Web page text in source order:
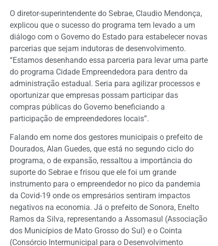
O diretor-superintendente do Sebrae, Claudio Mendonça,
explicou que o sucesso do programa tem levado a um
diálogo com o Governo do Estado para estabelecer novas
parcerias que sejam indutoras de desenvolvimento.
“Estamos desenhando essa parceria para levar uma parte
do programa Cidade Empreendedora para dentro da
administração estadual. Seria para agilizar processos e
oportunizar que empresas possam participar das
compras públicas do Governo beneficiando a
participação de empreendedores locais”.
Falando em nome dos gestores municipais o prefeito de
Dourados, Alan Guedes, que está no segundo ciclo do
programa, o de expansão, ressaltou a importância do
suporte do Sebrae e frisou que ele foi um grande
instrumento para o empreendedor no pico da pandemia
da Covid-19 onde os empresários sentiram impactos
negativos na economia. Já o prefeito de Sonora, Enelto
Ramos da Silva, representando a Assomasul (Associação
dos Municípios de Mato Grosso do Sul) e o Cointa
(Consórcio Intermunicipal para o Desenvolvimento